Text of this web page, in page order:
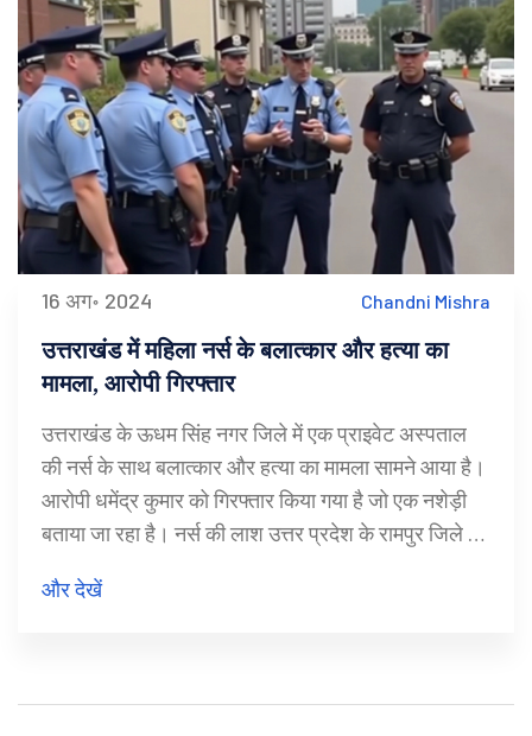
16 अग॰ 2024 Chandni Mishra
उत्तराखंड में महिला नर्स के बलात्कार और हत्या का
मामला, आरोपी गिरफ्तार
उत्तराखंड के ऊधम सिंह नगर जिले में एक प्राइवेट अस्पताल
की नर्स के साथ बलात्कार और हत्या का मामला सामने आया है।
आरोपी धमेंद्र कुमार को गिरफ्तार किया गया है जो एक नशेड़ी
बताया जा रहा है। नर्स की लाश उत्तर प्रदेश के रामपुर जिले में
रही हिंसा पर सवाल खड़े कर दिए हैं।
और देखें